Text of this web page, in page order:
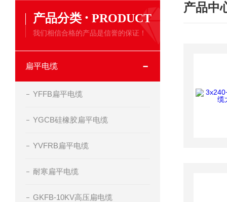
产品分类 · PRODUCT
我们相信合格的产品是信誉的保证！
扁平电缆
YFFB扁平电缆
YGCB硅橡胶扁平电缆
YVFRB扁平电缆
耐寒扁平电缆
GKFB-10KV高压扁电缆
产品中